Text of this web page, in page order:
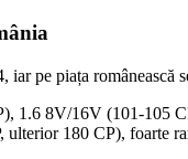
pe piața românească
1.6 8V/16V (101-105
ulterior 180 CP), foarte